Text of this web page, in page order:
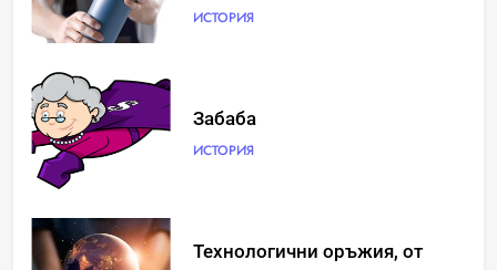
ИСТОРИЯ
Забаба
ИСТОРИЯ
Технологични оръжия, от
Идеи за съвременен дизайн